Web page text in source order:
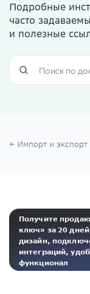
Подробные
часто
и полезные
Импорт и экспорт
Получите
ключ» за 20
дизайн,
интеграций,
функционал